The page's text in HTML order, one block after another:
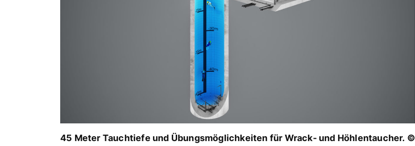
45 Meter Tauchtiefe und Übungsmöglichkeiten für Wrack- und Höhlentaucher. ©